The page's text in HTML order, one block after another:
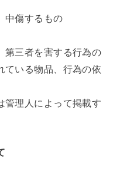
中傷するもの
第三者を害する行為の
ている物品、行為の依
管理人によって掲載す